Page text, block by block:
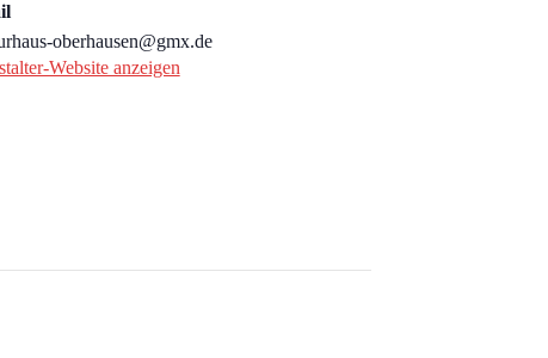
oberhausen@gmx.de
Website anzeigen